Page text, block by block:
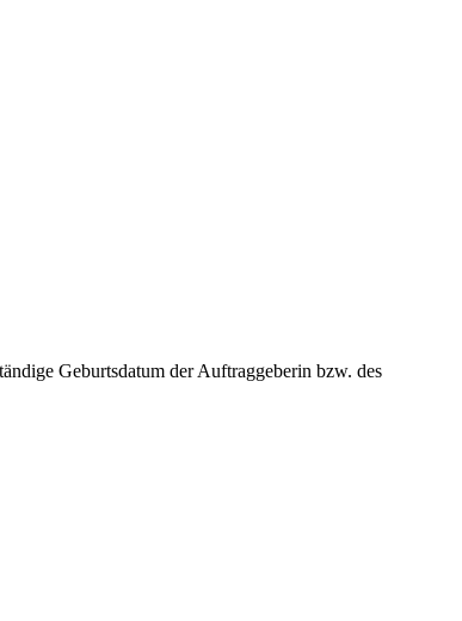
Geburtsdatum der Auftraggeberin bzw. des